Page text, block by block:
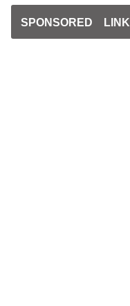
SPONSORED LINK